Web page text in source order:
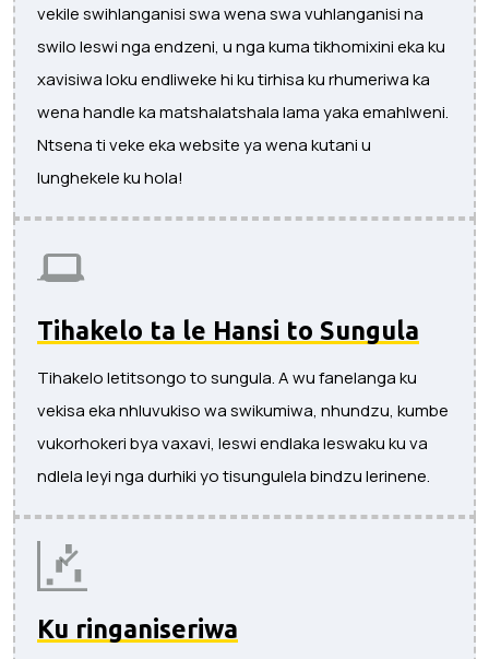
vekile swihlanganisi swa wena swa vuhlanganisi na
swilo leswi nga endzeni, u nga kuma tikhomixini eka ku
xavisiwa loku endliweke hi ku tirhisa ku rhumeriwa ka
wena handle ka matshalatshala lama yaka emahlweni.
Ntsena ti veke eka website ya wena kutani u
lunghekele ku hola!
Tihakelo ta le Hansi to Sungula
Tihakelo letitsongo to sungula. A wu fanelanga ku
vekisa eka nhluvukiso wa swikumiwa, nhundzu, kumbe
vukorhokeri bya vaxavi, leswi endlaka leswaku ku va
ndlela leyi nga durhiki yo tisungulela bindzu lerinene.
Ku ringaniseriwa